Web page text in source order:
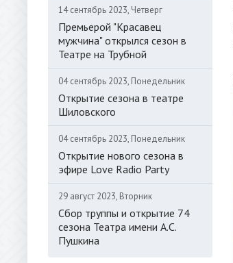
14 сентябрь 2023, Четверг
Премьерой "Красавец
мужчина" открылся сезон в
Театре на Трубной
04 сентябрь 2023, Понедельник
Открытие сезона в театре
Шиловского
04 сентябрь 2023, Понедельник
Открытие нового сезона в
эфире Love Radio Party
29 август 2023, Вторник
Сбор труппы и открытие 74
сезона Театра имени А.С.
Пушкина